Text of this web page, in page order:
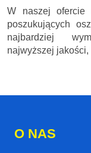
W naszej ofercie
poszukujących
najbardziej
najwyższej
O NAS